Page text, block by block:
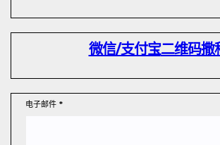
微信/支付宝二维码撒
电子邮件 *